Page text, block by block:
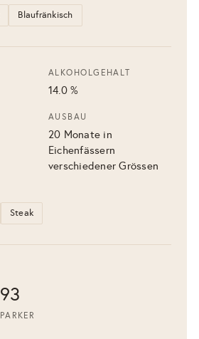
Blaufränkisch
ALKOHOLGEHALT
14.0 %
AUSBAU
20 Monate in
Eichenfässern
verschiedener Grössen
Steak
93
PARKER